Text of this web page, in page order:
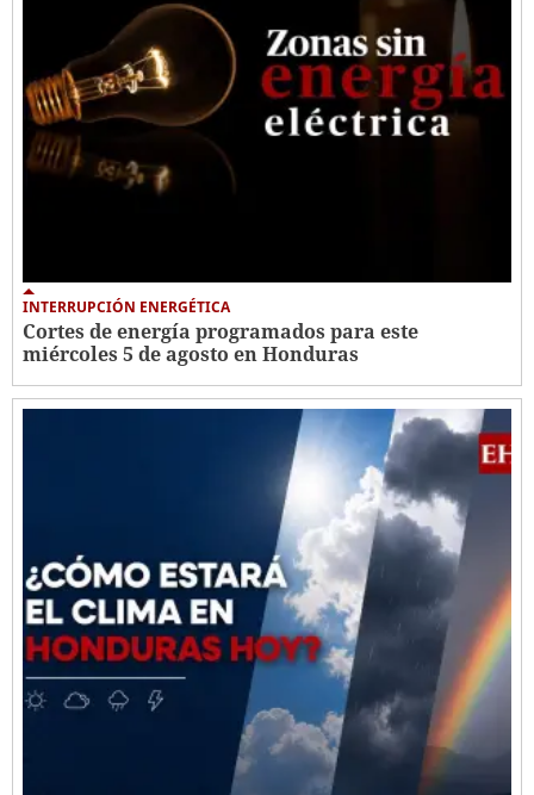
INTERRUPCIÓN ENERGÉTICA
Cortes de energía programados para este
miércoles 5 de agosto en Honduras